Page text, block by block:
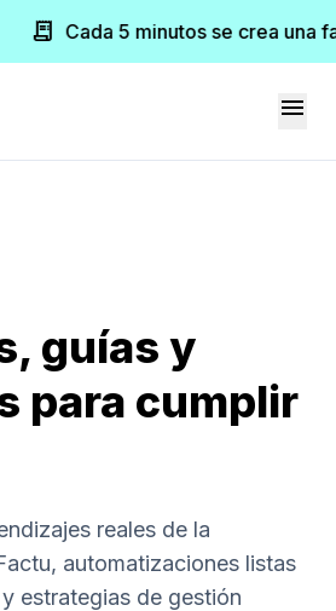
receipt_long Cada 5 minutos se crea una
menu
guías y
para cumplir
reales de la
automatizaciones listas
estrategias de gestión